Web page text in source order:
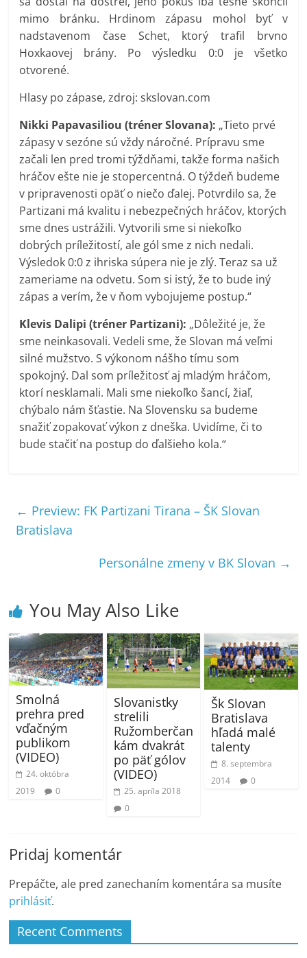
mimo bránku. Hrdinom zápasu mohol byť v
nadstavenom čase Schet, ktorý trafil brvno
Hoxkaovej brány. Po výsledku 0:0 je všetko
otvorené.
Hlasy po zápase, zdroj: skslovan.com
Nikki Papavasiliou (tréner Slovana): „Tieto prvé
zápasy v sezóne sú vždy náročné. Prípravu sme
začali len pred tromi týždňami, takže forma našich
hráčov ešte nie je stopercentná. O týždeň budeme
v pripravenosti opäť o niečo ďalej. Potvrdilo sa, že
Partizani má kvalitu i nebezpečných hráčov, ktorých
sme dnes ustrážili. Vytvorili sme si niekoľko
dobrých príležitostí, ale gól sme z nich nedali.
Výsledok 0:0 z ihriska súpera nie je zlý. Teraz sa už
zameriame na odvetu. Som si istý, že to bude iný
zápas a verím, že v ňom vybojujeme postup.“
Klevis Dalipi (tréner Partizani): „Dôležité je, že
sme neinkasovali. Vedeli sme, že Slovan má veľmi
silné mužstvo. S výkonom nášho tímu som
spokojný. Dal som príležitosť aj mladým hráčom,
ktorí nesklamali. Mali sme niekoľko šancí, žiaľ,
chýbalo nám šťastie. Na Slovensku sa budeme
snažiť zopakovať výkon z dneška. Uvidíme, či to
bude stačiť na postup do ďalšieho kola.“
← Preview: FK Partizani Tirana – ŠK Slovan
Bratislava
Personálne zmeny v BK Slovan →
You May Also Like
Smolná
prehra pred
vďačným
publikom
(VIDEO)
24. októbra
2019
0
Slovanistky
strelili
Ružomberčan
kám dvakrát
po päť gólov
(VIDEO)
25. apríla 2018
0
Šk Slovan
Bratislava
hľadá malé
talenty
8. septembra
2014
0
Pridaj komentár
Prepáčte, ale pred zanechaním komentára sa musíte
prihlásiť.
Recent Comments